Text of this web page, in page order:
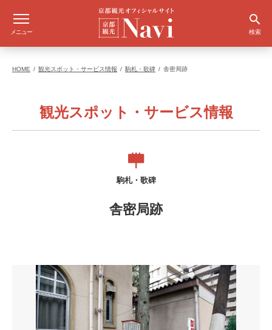
メニュー 検索
HOME 観光スポット・サービス情報 駒札・歌碑 舎密局跡
観光スポット・サービス情報
駒札・歌碑
舎密局跡